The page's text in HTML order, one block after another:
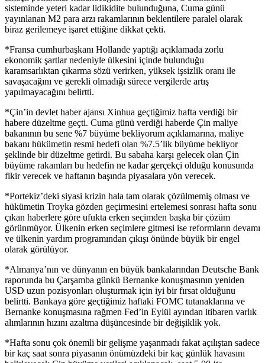
sisteminde yeteri kadar lidikidite bulunduğuna, Cuma günü
yayınlanan M2 para arzı rakamlarının beklentilere paralel olarak
biraz gerilemeye işaret ettiğine dikkat çekti.
*Fransa cumhurbaşkanı Hollande yaptığı açıklamada zorlu
ekonomik şartlar nedeniyle ülkesini içinde bulunduğu
karamsarlıktan çıkarma sözü verirken, yüksek işsizlik oranı ile
savaşacağını ve gerekli olmadığı sürece vergilerde artış
yapılmayacağını belirtti.
*Çin’in devlet haber ajansı Xinhua geçtiğimiz hafta verdiği bir
habere düzeltme geçti. Cuma günü verdiği haberde Çin maliye
bakanının bu sene %7 büyüme bekliyorum açıklamarına, maliye
bakanı hükümetin resmi hedefi olan %7.5’lik büyüme bekliyor
şeklinde bir düzeltme getirdi. Bu sabaha karşı gelecek olan Çin
büyüme rakamları bu hedefin ne kadar gerçekçi olduğu konusunda
fikir verecek ve haftanın başında piyasalara yön verecek.
*Portekiz’deki siyasi krizin hala tam olarak çözülmemiş olması ve
hükümetin Troyka gözden geçirmesini ertelemesi sonrası hafta sonu
çıkan haberlere göre ufukta erken seçimden başka bir çözüm
görünmüyor. Ülkenin erken seçimlere gitmesi ise reformların devamı
ve ülkenin yardım programından çıkışı önünde büyük bir engel
olarak görülüyor.
*Almanya’nın ve dünyanın en büyük bankalarından Deutsche Bank
raporunda bu Çarşamba günkü Bernanke konuşmasının yeniden
USD uzun pozisyonları oluşturmak için iyi bir fırsat olduğunu
belirtti. Bankaya göre geçtiğimiz haftaki FOMC tutanaklarına ve
Bernanke konuşmasına rağmen Fed’in Eylül ayından itibaren varlık
alımlarının hızını azaltma düşüncesinde bir değişiklik yok.
*Hafta sonu çok önemli bir gelişme yaşanmadı fakat açılıştan sadece
bir kaç saat sonra piyasanın önümüzdeki bir kaç günlük havasını